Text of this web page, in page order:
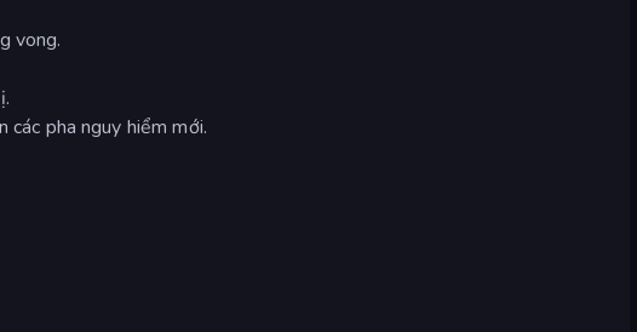
vong.
pha nguy hiểm mới.